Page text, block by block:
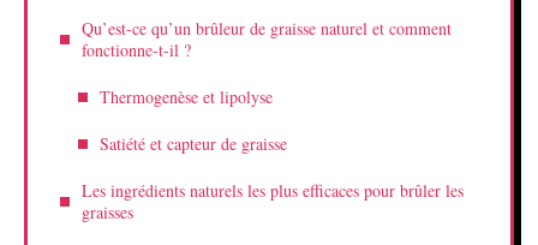
Qu’est-ce qu’un brûleur de graisse naturel et comment
fonctionne-t-il ?
Thermogenèse et lipolyse
Satiété et capteur de graisse
Les ingrédients naturels les plus efficaces pour brûler les
graisses